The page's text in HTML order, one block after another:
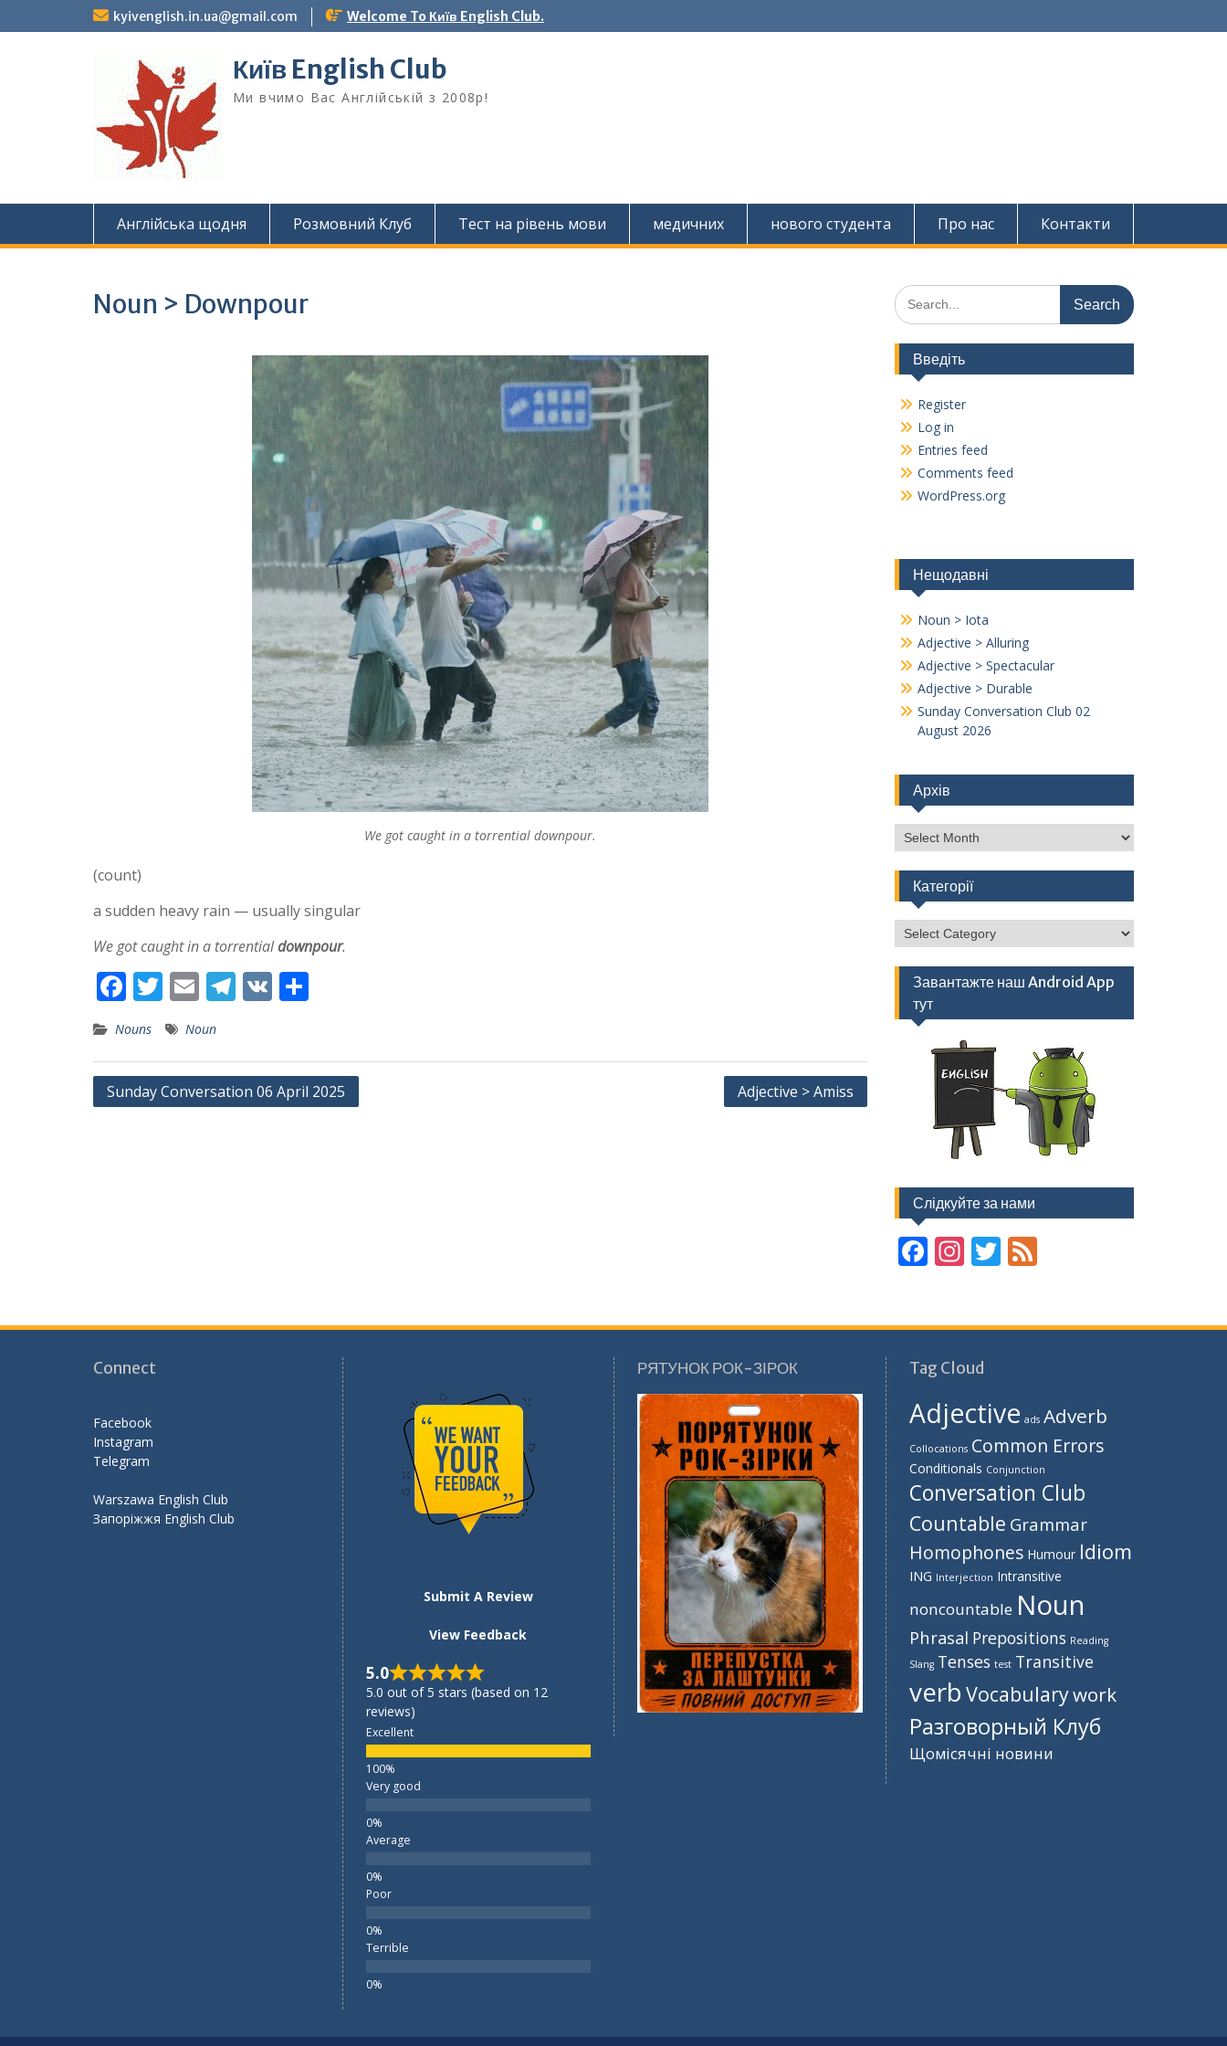
to
kyivenglish.in.ua@gmail.com Welcome To Київ English Club.
Київ English Club
Ми вчимо Вас Англійській з 2008р!
Англійська щодня Розмовний Клуб Тест на рівень мови медичних нового студента Про нас Контакти
Noun > Downpour
We got caught in a torrential downpour.
(count)
a sudden heavy rain — usually singular
We got caught in a torrentialdownpour.
F
e
b
o
T
w
itt
er
E
ai
l
T
gr
a
V
e
Nouns Noun
Post
Sunday Conversation 06 April 2025 Adjective > Amiss
Search
for:
Введіть
Register
Log in
Entries feed
Comments feed
WordPress.org
Нещодавні
Noun > Iota
Adjective > Alluring
Adjective > Spectacular
Adjective > Durable
Sunday Conversation Club 02
August 2026
Архів
Архів
Категорії
Категорії
Завантажте наш Android App
тут
Слідкуйте за нами
F
b
o
o
k
In
gr
a
m
T
er
F
d
Connect
Facebook
Instagram
Telegram
Warszawa English Club
Запоріжжя English Club
Submit A Review
View Feedback
5.0
5.0 out of 5 stars (based on 12
reviews)
Excellent
Very good
Average
Poor
Terrible
РЯТУНОК РОК-ЗІРОК Tag Cloud
Adjective ads Adverb
Collocations Common Errors
Conditionals Conjunction
Conversation Club
Countable Grammar
Homophones Humour Idiom
ING Interjection Intransitive
noncountable Noun
Phrasal Prepositions Reading
Slang Tenses test Transitive
verb Vocabularywork
Разговорный Клуб
Щомісячні новини